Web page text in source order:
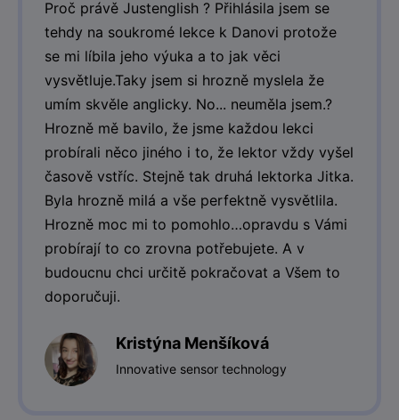
Proč právě Justenglish ? Přihlásila jsem se
tehdy na soukromé lekce k Danovi protože
se mi líbila jeho výuka a to jak věci
vysvětluje.Taky jsem si hrozně myslela že
umím skvěle anglicky. No... neuměla jsem.?
Hrozně mě bavilo, že jsme každou lekci
probírali něco jiného i to, že lektor vždy vyšel
časově vstříc. Stejně tak druhá lektorka Jitka.
Byla hrozně milá a vše perfektně vysvětlila.
Hrozně moc mi to pomohlo…opravdu s Vámi
probírají to co zrovna potřebujete. A v
budoucnu chci určitě pokračovat a Všem to
doporučuji.
Kristýna Menšíková
Innovative sensor technology